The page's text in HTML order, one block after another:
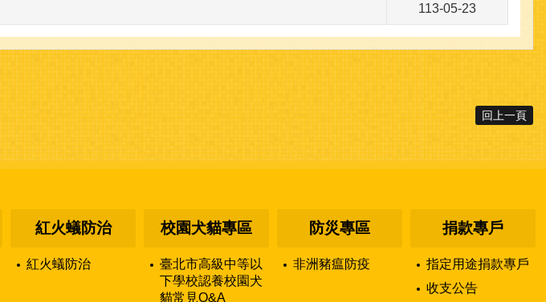
113-05-23
回上一頁
紅火蟻防治
紅火蟻防治
校園犬貓專區
臺北市高級中等以
下學校認養校園犬
貓常見Q&A
防災專區
非洲豬瘟防疫
捐款專戶
指定用途捐款專戶
收支公告